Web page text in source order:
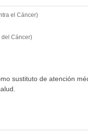
el Cáncer)
del Cáncer)
sustituto de atención